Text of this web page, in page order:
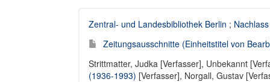
Zentral- und Landesbibliothek Berlin ;
Zeitungsausschnitte (Einheitstitel von
Strittmatter, Judka [Verfasser], Unbekannt
(1936-1993) [Verfasser], Norgall, Gustav